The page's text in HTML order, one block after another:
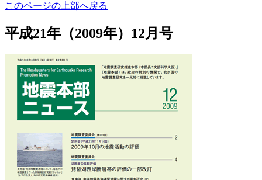
このページの上部へ戻る
平成21年（2009年）12月号